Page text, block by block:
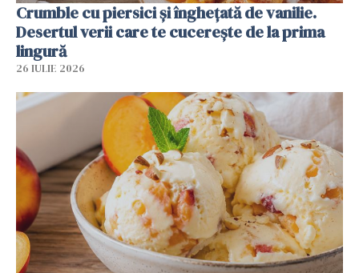
Crumble cu piersici și înghețată de vanilie.
Desertul verii care te cucerește de la prima
lingură
26 IULIE 2026